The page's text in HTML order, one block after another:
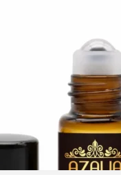
€5.00.€4.00.